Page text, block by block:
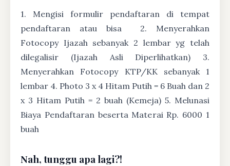
1. Mengisi formulir pendaftaran di tempat
pendaftaran atau bisa
2. Menyerahkan
Fotocopy Ijazah sebanyak 2 lembar yg telah
dilegalisir (Ijazah Asli Diperlihatkan) 3.
Menyerahkan Fotocopy KTP/KK sebanyak 1
lembar 4. Photo 3 x 4 Hitam Putih = 6 Buah dan 2
x 3 Hitam Putih = 2 buah (Kemeja) 5. Melunasi
Biaya Pendaftaran beserta Materai Rp. 6000 1
buah
Nah, tunggu apa lagi?!